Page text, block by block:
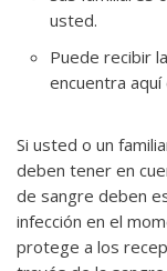
usted.
Puede recibir
encuentra aquí
Si usted o un
deben tener en
de sangre deben
infección en el
protege a los